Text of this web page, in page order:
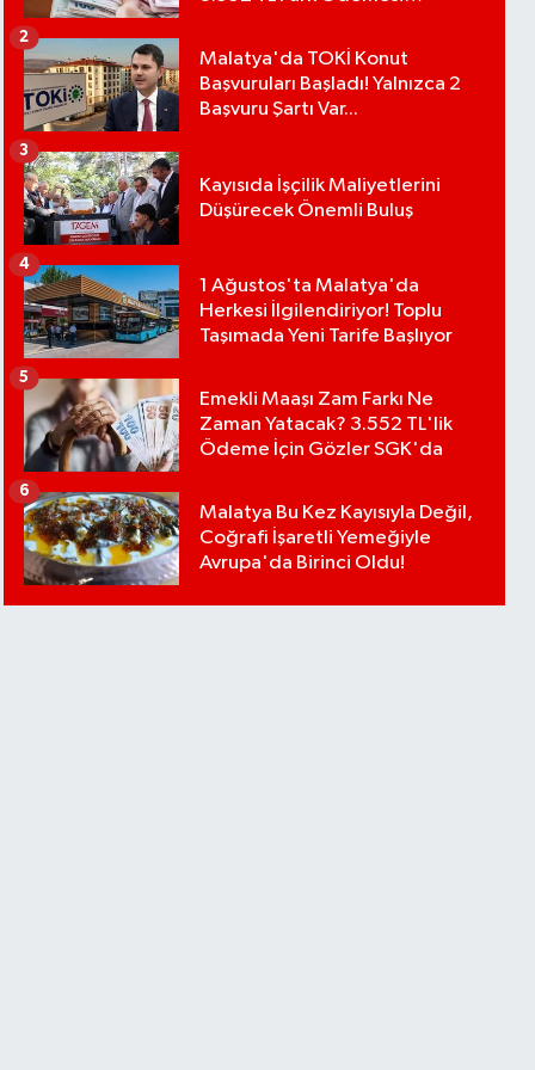
Malatya'da TOKİ Konut
Başvuruları Başladı! Yalnızca 2
Başvuru Şartı Var...
2
Kayısıda İşçilik Maliyetlerini
Düşürecek Önemli Buluş
3
1 Ağustos'ta Malatya'da
Herkesi İlgilendiriyor! Toplu
Taşımada Yeni Tarife Başlıyor
4
Emekli Maaşı Zam Farkı Ne
Zaman Yatacak? 3.552 TL'lik
Ödeme İçin Gözler SGK'da
5
Malatya Bu Kez Kayısıyla Değil,
Coğrafi İşaretli Yemeğiyle
Avrupa'da Birinci Oldu!
6